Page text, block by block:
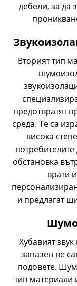
дебели, за да
Вторият тип
предотвратят
среда. Те са
висока
обстановка
врати
и предлагат
Хубавият
запазен не
подовете.
тип материали